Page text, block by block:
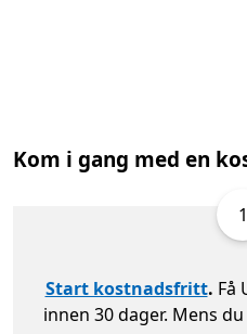
Kom i gang med en
1
Start kostnadsfritt. Få
innen 30 dager. Mens